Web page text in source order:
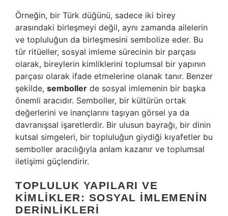
Örneğin, bir Türk düğünü, sadece iki birey
arasındaki birleşmeyi değil, aynı zamanda ailelerin
ve topluluğun da birleşmesini sembolize eder. Bu
tür ritüeller, sosyal imleme sürecinin bir parçası
olarak, bireylerin kimliklerini toplumsal bir yapının
parçası olarak ifade etmelerine olanak tanır. Benzer
şekilde, semboller de sosyal imlemenin bir başka
önemli aracıdır. Semboller, bir kültürün ortak
değerlerini ve inançlarını taşıyan görsel ya da
davranışsal işaretlerdir. Bir ulusun bayrağı, bir dinin
kutsal simgeleri, bir topluluğun giydiği kıyafetler bu
semboller aracılığıyla anlam kazanır ve toplumsal
iletişimi güçlendirir.
TOPLULUK YAPILARI VE
KIMLIKLER: SOSYAL İMLEMENIN
DERINLIKLERI